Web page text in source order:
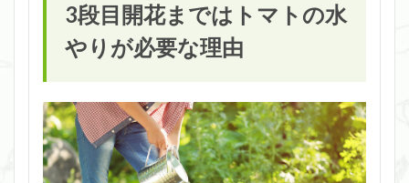
3段目開花まではトマトの水
やりが必要な理由